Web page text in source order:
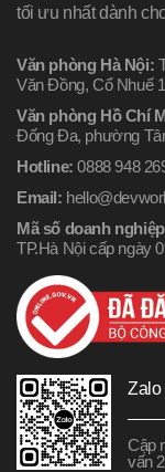
tối ưu nhất dành
Văn phòng Hà Nội:
Văn Đồng, Cổ Nhuế
Văn phòng Hồ Chí
Đống Đa, phường
Hotline: 0888 948
Email:
Mã số doanh
TP.Hà Nội cấp ngày
Zalo
Cập
vấn